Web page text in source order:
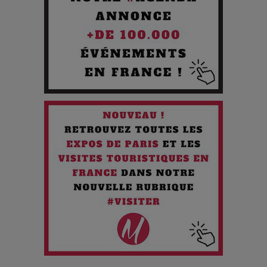
Cibles des Hackers
Les 3 meilleures destinations pour des vacances sportives
Quand l'Opéra Rencontre l'IA : Lola Volonakis, l'Artiste du
Paradoxe qui Chante le Futur
Chien 51 - Quand l’IA prend le pouvoir : une plongée dans un
futur troublant
Maïra Kerey, la “voix d’or du Kazakhstan”, célèbre ses 30
ans de carrière à la Salle Gaveau
Les dessous de la fast fashion : un désastre écologique en